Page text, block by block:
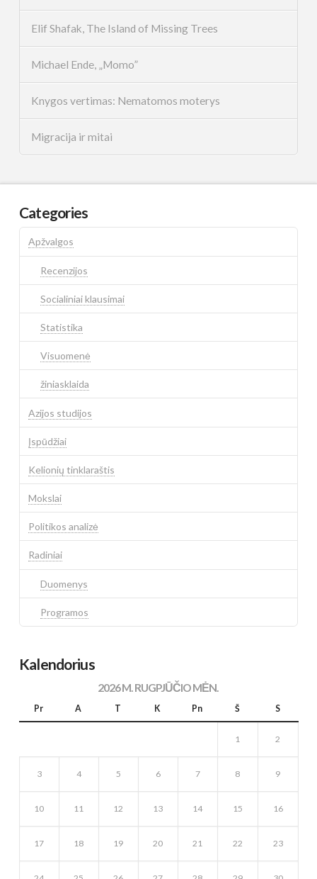
Elif Shafak, The Island of Missing Trees
Michael Ende, „Momo”
Knygos vertimas: Nematomos moterys
Migracija ir mitai
Categories
Apžvalgos
Recenzijos
Socialiniai klausimai
Statistika
Visuomenė
žiniasklaida
Azijos studijos
Įspūdžiai
Kelionių tinklaraštis
Mokslai
Politikos analizė
Radiniai
Duomenys
Programos
Kalendorius
2026 M. RUGPJŪČIO MĖN.
Pr A T K Pn Š S
1 2
3 4 5 6 7 8 9
10 11 12 13 14 15 16
17 18 19 20 21 22 23